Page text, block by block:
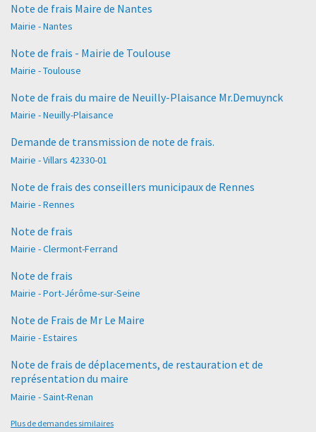
Note de frais Maire de Nantes
Mairie - Nantes
Note de frais - Mairie de Toulouse
Mairie - Toulouse
Note de frais du maire de Neuilly-Plaisance Mr.Demuynck
Mairie - Neuilly-Plaisance
Demande de transmission de note de frais.
Mairie - Villars 42330-01
Note de frais des conseillers municipaux de Rennes
Mairie - Rennes
Note de frais
Mairie - Clermont-Ferrand
Note de frais
Mairie - Port-Jérôme-sur-Seine
Note de Frais de Mr Le Maire
Mairie - Estaires
Note de frais de déplacements, de restauration et de
représentation du maire
Mairie - Saint-Renan
Plus de demandes similaires